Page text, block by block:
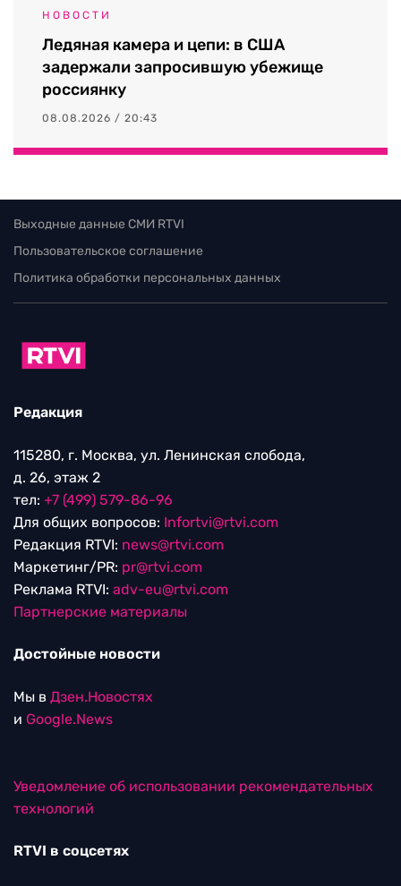
НОВОСТИ
Ледяная камера и цепи: в США
задержали запросившую убежище
россиянку
08.08.2026 / 20:43
Выходные данные СМИ RTVI
Пользовательское соглашение
Политика обработки персональных данных
Редакция
115280, г. Москва, ул. Ленинская слобода,
д. 26, этаж 2
тел: +7 (499) 579-86-96
Для общих вопросов: Infortvi@rtvi.com
Редакция RTVI: news@rtvi.com
Маркетинг/PR: pr@rtvi.com
Реклама RTVI: adv-eu@rtvi.com
Партнерские материалы
Достойные новости
Мы в Дзен.Новостях
и Google.News
Уведомление об использовании рекомендательных
технологий
RTVI в соцсетях